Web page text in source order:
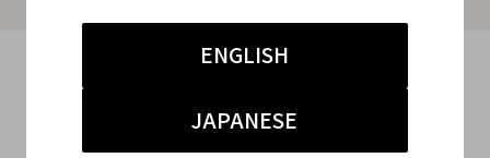
ENGLISH
JAPANESE
#ジルサンダー 買取 表参道